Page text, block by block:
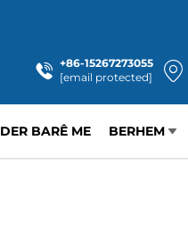
+86-15267273055
[email protected]
DER BARÊ ME BERHEM